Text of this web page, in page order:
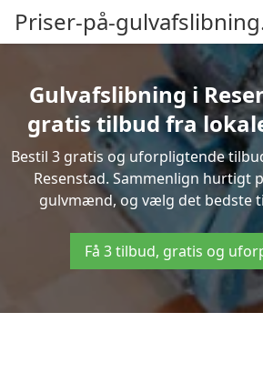
Priser-på-
Gulvafslibning i
gratis tilbud fra
Bestil 3 gratis og uforpligtende
Resenstad. Sammenlign hurtigt
gulvmænd, og vælg det bedste
Få 3 tilbud, gratis og